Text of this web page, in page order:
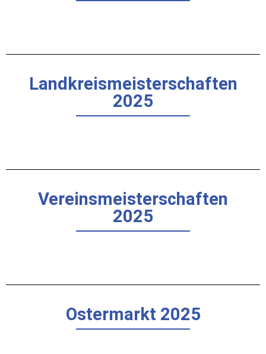
Landkreismeisterschaften
2025
Vereinsmeisterschaften
2025
Ostermarkt 2025